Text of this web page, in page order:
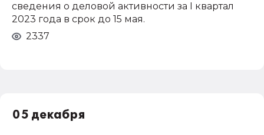
сведения о деловой активности за I квартал
2023 года в срок до 15 мая.
2337
05 декабря